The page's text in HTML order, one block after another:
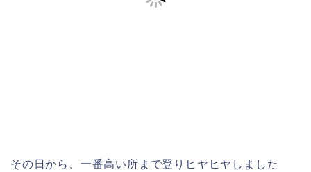
その日から、一番高い所まで登りヒヤヒヤしました